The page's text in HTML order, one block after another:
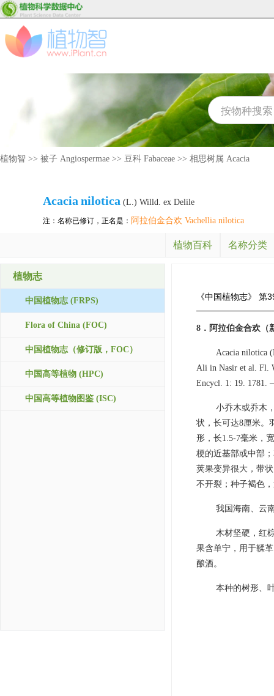
植物智 >> 被子 Angiospermae >> 豆科 Fabaceae >> 相思树属 Acacia
Acacia nilotica (L.) Willd. ex Delile
注：名称已修订，正名是： 阿拉伯金合欢 Vachellia nilotica
植物百科 名称分类
植物志
中国植物志 (FRPS)
Flora of China (FOC)
中国植物志（修订版，FOC）
中国高等植物 (HPC)
中国高等植物图鉴 (ISC)
《中国植物志》 第
8．阿拉伯金合欢（
Acacia nilotica
Ali in Nasir et al. Fl.
Encycl. 1: 19. 1781.
小乔木或乔木
状，长可达8厘米。
形，长1.5-7毫米，
梗的近基部或中部
荚果变异很大，带
不开裂；种子褐色
我国海南、云
木材坚硬，红
果含单宁，用于鞣
酿酒。
本种的树形、